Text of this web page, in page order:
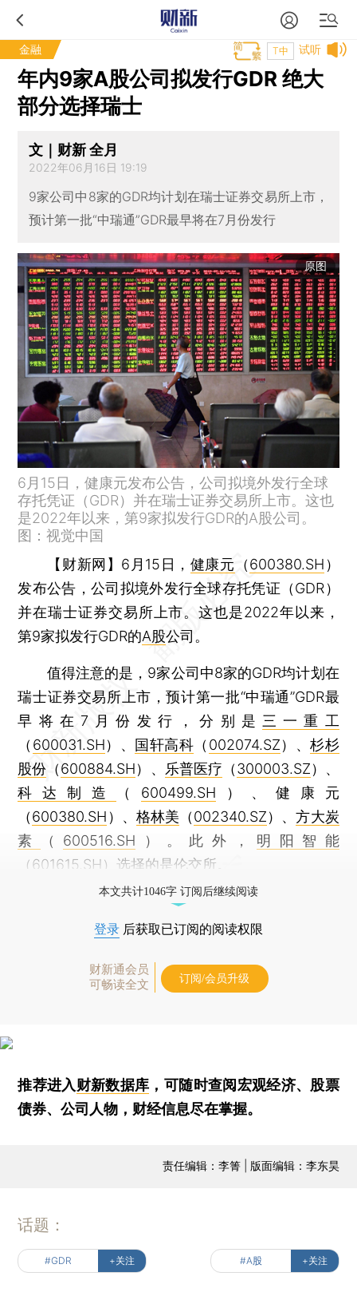
金融 试听
T中
年内9家A股公司拟发行GDR 绝大
部分选择瑞士
文｜财新 全月
2022年06月16日 19:19
9家公司中8家的GDR均计划在瑞士证券交易所上市，
预计第一批“中瑞通”GDR最早将在7月份发行
原图
6月15日，健康元发布公告，公司拟境外发行全球
存托凭证（GDR）并在瑞士证券交易所上市。这也
是2022年以来，第9家拟发行GDR的A股公司。
图：视觉中国
【财新网】 6月15日， 健康元 （600380.SH ）
发布公告，公司拟境外发行全球存托凭证（GDR）
并在瑞士证券交易所上市。这也是2022年以来，
第9家拟发行GDR的A股公司。
值得注意的是，9家公司中8家的GDR均计划在
瑞士证券交易所上市，预计第一批“中瑞通”GDR最
早将在7月份发行，分别是 三一重工
（ 600031.SH）、 国轩高科 （ 002074.SZ）、杉杉
股份 （600884.SH）、 乐普医疗 （300003.SZ）、
科达制造
（ 600499.SH ）、健康元
（600380.SH ）、 格林美 （002340.SZ）、方大炭
素
（ 600516.SH ）。此外， 明阳智能
（601615.SH）选择的是伦交所。
本文共计1046字 订阅后继续阅读
登录 后获取已订阅的阅读权限
财新通会员
可畅读全文
订阅/会员升级
推荐进入财新数据库 ，可随时查阅宏观经济、股票
债券、公司人物，财经信息尽在掌握。
责任编辑：李箐 | 版面编辑：李东昊
话题：
#GDR +关注 #A股 +关注